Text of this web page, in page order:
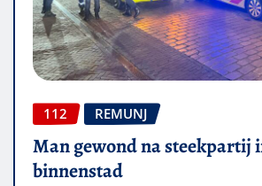
112 REMUNJ
Man gewond na steekpartij
binnenstad